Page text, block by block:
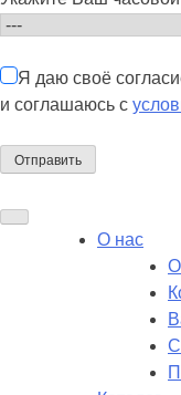
Я даю своё
и соглашаюсь с
О нас
О